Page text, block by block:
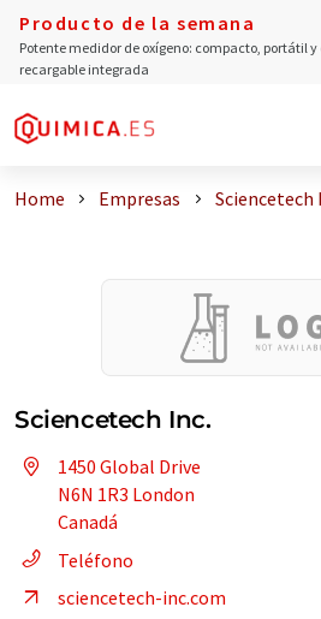
Producto de la semana
Potente medidor de oxígeno: compacto, portátil
recargable integrada
Home Empresas Sciencetech
Sciencetech Inc.
1450 Global Drive
N6N 1R3 London
Canadá
Teléfono
sciencetech-inc.com